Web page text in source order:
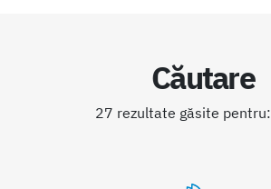
Căutare
27 rezultate găsite pentru: